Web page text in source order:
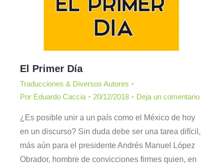
El Primer Día
Traducciones & Diversos Autores
Por Eduardo Caccia 20/12/2018 Deja un comentario
¿Es posible unir a un país como el México de hoy
en un discurso? Sin duda debe ser una tarea difícil,
más aún para el presidente Andrés Manuel López
Obrador, hombre de convicciones firmes quien, en